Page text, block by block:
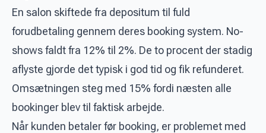
En salon skiftede fra depositum til fuld
forudbetaling gennem deres booking system. No-
shows faldt fra 12% til 2%. De to procent der stadig
aflyste gjorde det typisk i god tid og fik refunderet.
Omsætningen steg med 15% fordi næsten alle
bookinger blev til faktisk arbejde.
Når kunden betaler før booking, er problemet med